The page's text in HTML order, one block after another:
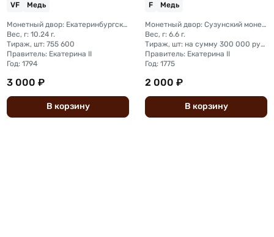
VF Медь
Монетный двор: Екатеринбургский монетный двор
Вес, г: 10.24 г.
Тираж, шт: 755 600
Правитель: Екатерина II
Год: 1794
3 000 ₽
В корзину
F Медь
Монетный двор: Сузунский монетный двор (Сибирь)
Вес, г: 6.6 г.
Тираж, шт: на сумму 300 000 рублей (сумма 10 копеек + 5 копеек +2 копейки + 1 копейка + денга + полушка)
Правитель: Екатерина II
Год: 1775
2 000 ₽
В корзину